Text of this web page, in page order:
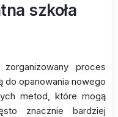
szkoła
proces
do opanowania nowego
metod, które mogą
znacznie bardziej